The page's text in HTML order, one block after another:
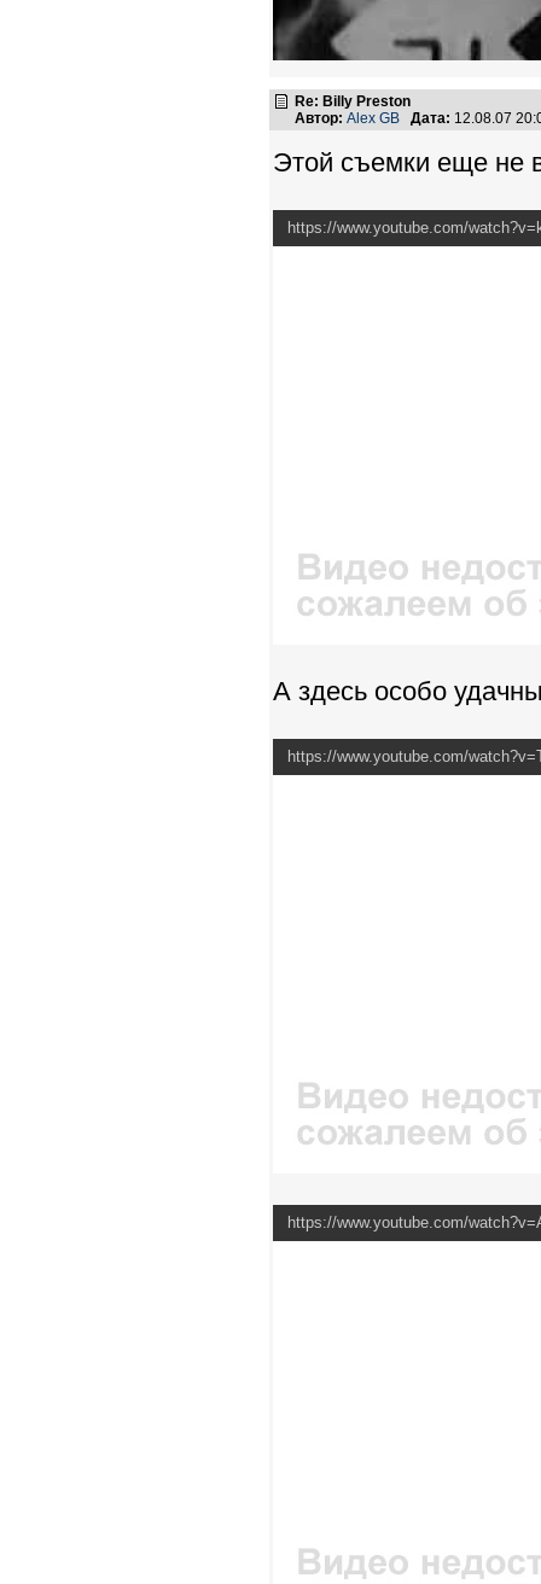
Re: Billy Preston
Автор: Alex GB Дата: 12.08.07
Этой съемки еще не
https://www.youtube.com/
А здесь особо
https://www.youtube.com/
https://www.youtube.com/